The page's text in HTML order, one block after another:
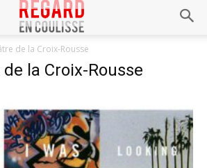
de la Croix-Rousse
la Croix-Rousse